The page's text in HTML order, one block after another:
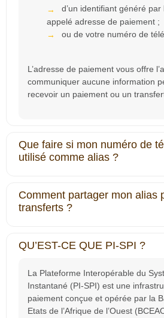
d’un identifiant généré
appelé adresse de paiement ;
ou de votre numéro de
L’adresse de paiement vous offre
communiquer aucune information
recevoir un paiement ou un
Que faire si mon numéro de
utilisé comme alias ?
Comment partager mon alias
transferts ?
QU’EST-CE QUE PI-SPI ?
La Plateforme Interopérable du
Instantané (PI‐SPI) est une
paiement conçue et opérée par la
Etats de l’Afrique de l’Ouest